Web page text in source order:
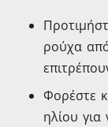
ρούχα
Φορέστε
ηλίου